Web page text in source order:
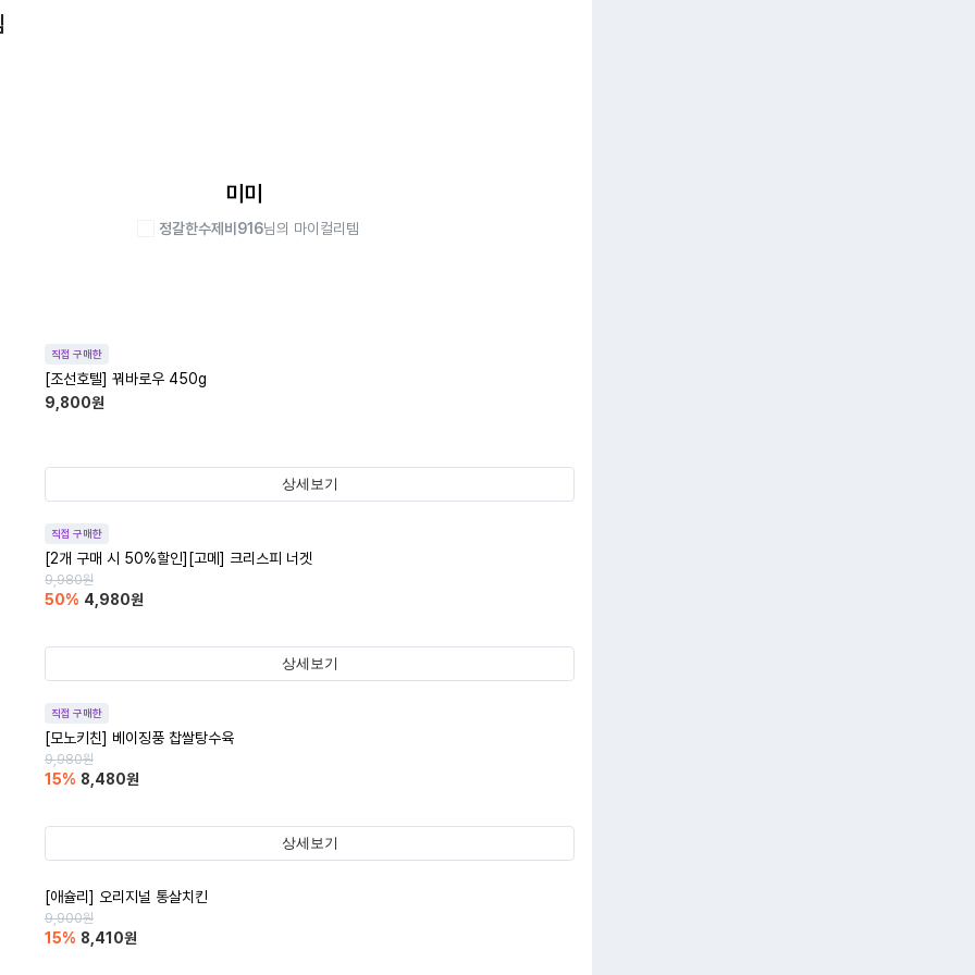
미미
정갈한수제비916님의 마이컬리템
직접 구매한
[조선호텔] 꿔바로우 450g
9,800원
상세보기
직접 구매한
[2개 구매 시 50%할인][고메] 크리스피 너겟
9,980원
50% 4,980원
상세보기
직접 구매한
[모노키친] 베이징풍 찹쌀탕수육
9,980원
15% 8,480원
상세보기
[애슐리] 오리지널 통살치킨
9,900원
15% 8,410원